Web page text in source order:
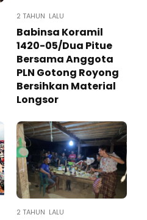
2 TAHUN LALU
Babinsa Koramil
1420-05/Dua Pitue
Bersama Anggota
PLN Gotong Royong
Bersihkan Material
Longsor
2 TAHUN LALU